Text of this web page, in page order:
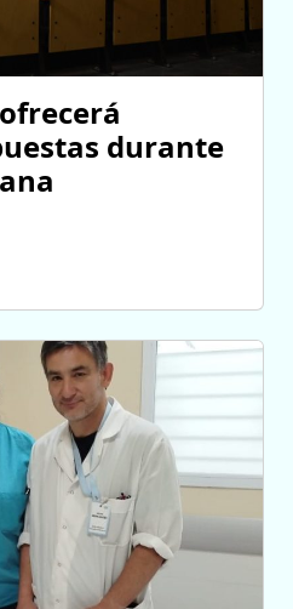
durante